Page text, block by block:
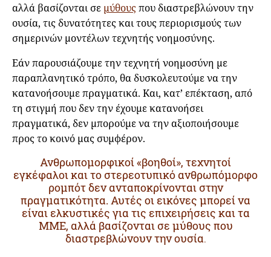
αλλά βασίζονται σε μύθουςπου διαστρεβλώνουν την
ουσία, τις δυνατότητες και τους περιορισμούς των
σημερινών μοντέλων τεχνητής νοημοσύνης.
Εάν παρουσιάζουμε την τεχνητή νοημοσύνη με
παραπλανητικό τρόπο, θα δυσκολευτούμε να την
κατανοήσουμε πραγματικά. Και, κατ’ επέκταση, από
τη στιγμή που δεν την έχουμε κατανοήσει
πραγματικά, δεν μπορούμε να την αξιοποιήσουμε
προς το κοινό μας συμφέρον.
Ανθρωπομορφικοί «βοηθοί», τεχνητοί
εγκέφαλοι και το στερεοτυπικό ανθρωπόμορφο
ρομπότ δεν ανταποκρίνονται στην
πραγματικότητα. Αυτές οι εικόνες μπορεί να
είναι ελκυστικές για τις επιχειρήσεις και τα
ΜΜΕ, αλλά βασίζονται σε μύθους που
διαστρεβλώνουν την ουσία.